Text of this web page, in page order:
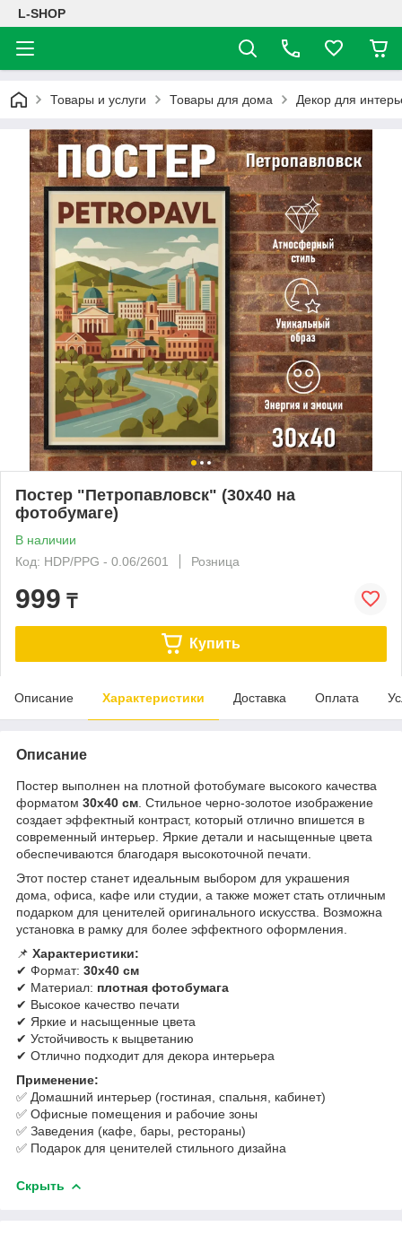
L-SHOP
Товары и услуги Товары для дома Декор для
Постер "Петропавловск" (30х40 на
фотобумаге)
В наличии
Код: HDP/PPG - 0.06/2601
Розница
999 ₸
Купить
Описание Характеристики Доставка Оплата
Описание
Постер выполнен на плотной фотобумаге высокого качества
форматом 30х40 см . Стильное черно-золотое изображение
создает эффектный контраст, который отлично впишется в
современный интерьер. Яркие детали и насыщенные цвета
обеспечиваются благодаря высокоточной печати.
Этот постер станет идеальным выбором для украшения
дома, офиса, кафе или студии, а также может стать отличным
подарком для ценителей оригинального искусства. Возможна
установка в рамку для более эффектного оформления.
📌 Характеристики:
✔ Формат: 30х40 см
✔ Материал: плотная фотобумага
✔ Высокое качество печати
✔ Яркие и насыщенные цвета
✔ Устойчивость к выцветанию
✔ Отлично подходит для декора интерьера
Применение:
✅ Домашний интерьер (гостиная, спальня, кабинет)
✅ Офисные помещения и рабочие зоны
✅ Заведения (кафе, бары, рестораны)
✅ Подарок для ценителей стильного дизайна
Скрыть